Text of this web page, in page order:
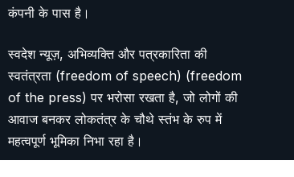
कंपनी के पास है।
स्वदेश न्यूज़, अभिव्यक्ति और पत्रकारिता की
स्वतंत्रता (freedom of speech) (freedom
of the press) पर भरोसा रखता है, जो लोगों की
आवाज बनकर लोकतंत्र के चौथे स्तंभ के रुप में
महत्वपूर्ण भूमिका निभा रहा है।